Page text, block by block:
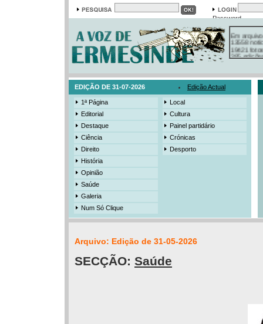
Password
Em arquivo
13558
19421
385
3206
EDIÇÃO DE 31-07-2026 Edição Actual
1ª Página
Editorial
Destaque
Ciência
Direito
História
Opinião
Saúde
Galeria
Num Só Clique
Local
Cultura
Painel partidário
Crónicas
Desporto
Arquivo: Edição de 31-05-2026
SECÇÃO: Saúde